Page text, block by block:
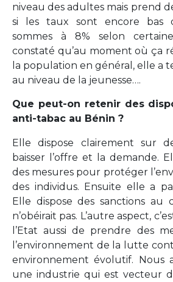
niveau des adultes mais prend
si les taux sont encore bas
sommes à 8% selon
constaté qu’au moment où ça
la population en général, elle a
au niveau de la jeunesse….
Que peut-on retenir des
anti-tabac au Bénin ?
Elle dispose clairement sur
baisser l’offre et la demande.
des mesures pour protéger
des individus. Ensuite elle a
Elle dispose des sanctions au
n’obéirait pas. L’autre aspect,
l’Etat aussi de prendre des
l’environnement de la lutte
environnement évolutif. Nous
une industrie qui est vecteur